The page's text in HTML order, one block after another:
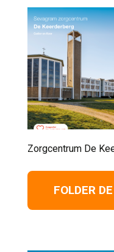
Zorgcentrum De
FOLDER